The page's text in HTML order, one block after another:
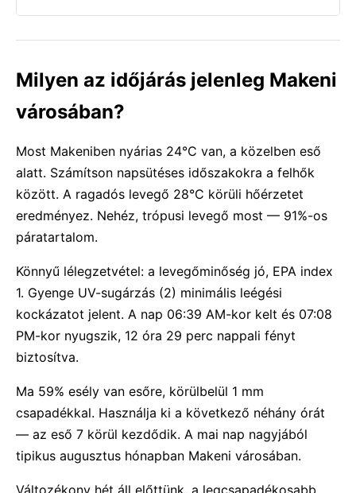
Milyen az időjárás jelenleg Makeni
városában?
Most Makeniben nyárias 24°C van, a közelben eső
alatt. Számítson napsütéses időszakokra a felhők
között. A ragadós levegő 28°C körüli hőérzetet
eredményez. Nehéz, trópusi levegő most — 91%-os
páratartalom.
Könnyű lélegzetvétel: a levegőminőség jó, EPA index
1. Gyenge UV-sugárzás (2) minimális leégési
kockázatot jelent. A nap 06:39 AM-kor kelt és 07:08
PM-kor nyugszik, 12 óra 29 perc nappali fényt
biztosítva.
Ma 59% esély van esőre, körülbelül 1 mm
csapadékkal. Használja ki a következő néhány órát
— az eső 7 körül kezdődik. A mai nap nagyjából
tipikus augusztus hónapban Makeni városában.
Változékony hét áll előttünk, a legcsapadékosabb